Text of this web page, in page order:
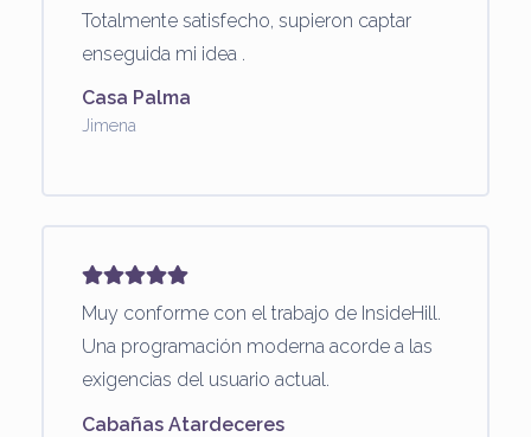
Totalmente satisfecho, supieron captar
enseguida mi idea .
Casa Palma
Jimena
Muy conforme con el trabajo de InsideHill.
Una programación moderna acorde a las
exigencias del usuario actual.
Cabañas Atardeceres